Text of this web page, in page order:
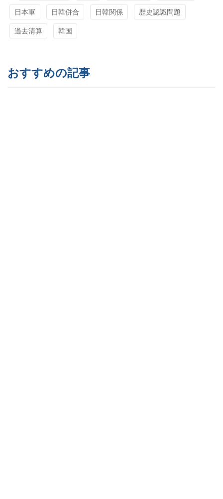
日本軍 日韓併合 日韓関係 歴史認識問題
過去清算 韓国
おすすめの記事